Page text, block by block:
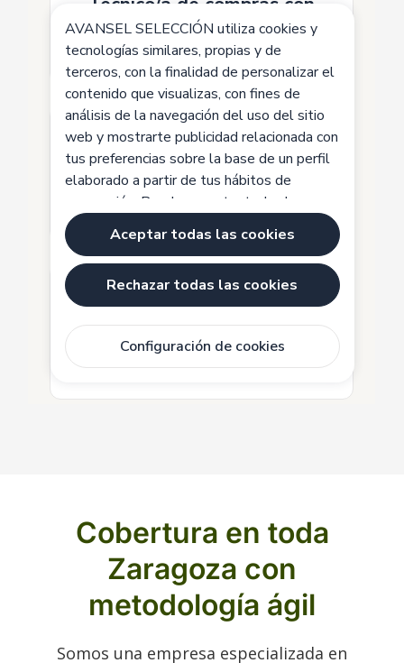
Cobertura en toda
Zaragoza con
metodología ágil
Somos una empresa especializada en